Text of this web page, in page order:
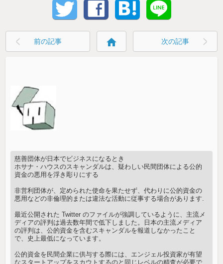
前の記事 home 次の記事
慈善団体が日本でビジネスになるとき
ホサナ・ハウスのスキャンダルは、疑わしい民間団体による公的
資金の悪用を浮き彫りにする
非営利団体が、定められた使命を果たせず、代わりに公的資金の
悪用などの非倫理的または違法な活動に従事する場合があります.
最近公開された Twitter のファイルが強調しているように、主流メ
ディアの評判は過去数年間で低下しました。日本の主流メディア
の評判は、公的資金を含むスキャンダルを報道しなかったこと
で、史上最低になっています。
公的資金を民間企業に供与する際には、エンジェル投資家が有望
なスタートアップをスカウトするのと同じレベルの精査が必要で